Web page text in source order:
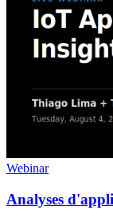
Webinar
Analyses